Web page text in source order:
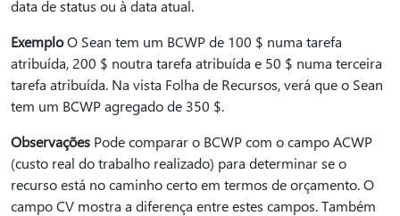
data de status ou à data atual.
ExemploO Sean tem um BCWP de 100 $ numa tarefa
atribuída, 200 $ noutra tarefa atribuída e 50 $ numa terceira
tarefa atribuída. Na vista Folha de Recursos, verá que o Sean
tem um BCWP agregado de 350 $.
Observações Pode comparar o BCWP com o campo ACWP
(custo real do trabalho realizado) para determinar se o
recurso está no caminho certo em termos de orçamento. O
campo CV mostra a diferença entre estes campos. Também